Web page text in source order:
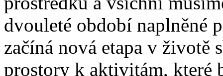
dvouleté období naplněné
začíná nová etapa v životě
prostory k aktivitám, které